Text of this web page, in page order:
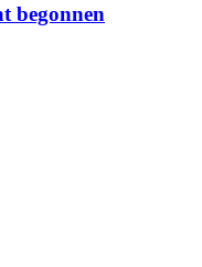
begonnen